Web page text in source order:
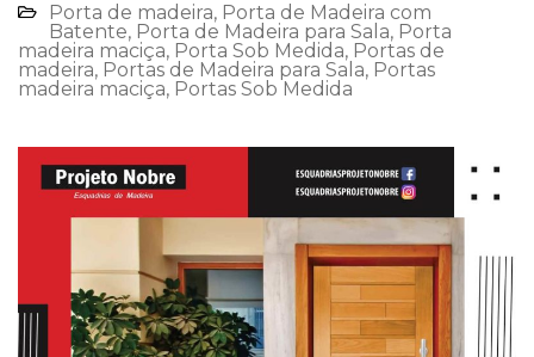
Porta de madeira, Porta de Madeira com
Batente, Porta de Madeira para Sala, Porta
madeira maciça, Porta Sob Medida, Portas de
madeira, Portas de Madeira para Sala, Portas
madeira maciça, Portas Sob Medida